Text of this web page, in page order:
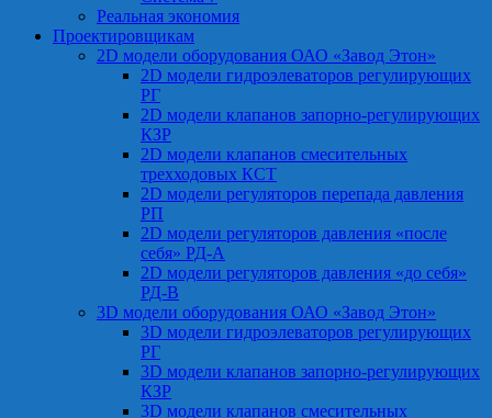
Реальная экономия
Проектировщикам
2D модели оборудования ОАО «Завод Этон»
2D модели гидроэлеваторов регулирующих
РГ
2D модели клапанов запорно-регулирующих
КЗР
2D модели клапанов смесительных
трехходовых КСТ
2D модели регуляторов перепада давления
РП
2D модели регуляторов давления «после
себя» РД-А
2D модели регуляторов давления «до себя»
РД-В
3D модели оборудования ОАО «Завод Этон»
3D модели гидроэлеваторов регулирующих
РГ
3D модели клапанов запорно-регулирующих
КЗР
3D модели клапанов смесительных